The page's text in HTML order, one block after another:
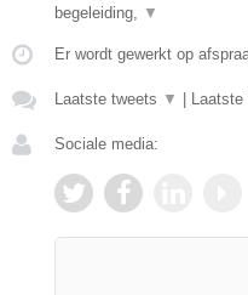
begeleiding,
▼
Er wordt gewerkt op
Laatste tweets ▼
Sociale media: